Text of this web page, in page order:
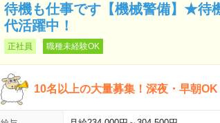
待機も仕事です【機械警備】★待
代活躍中！
正社員 職種未経験OK
10名以上の大量募集！深夜・早朝